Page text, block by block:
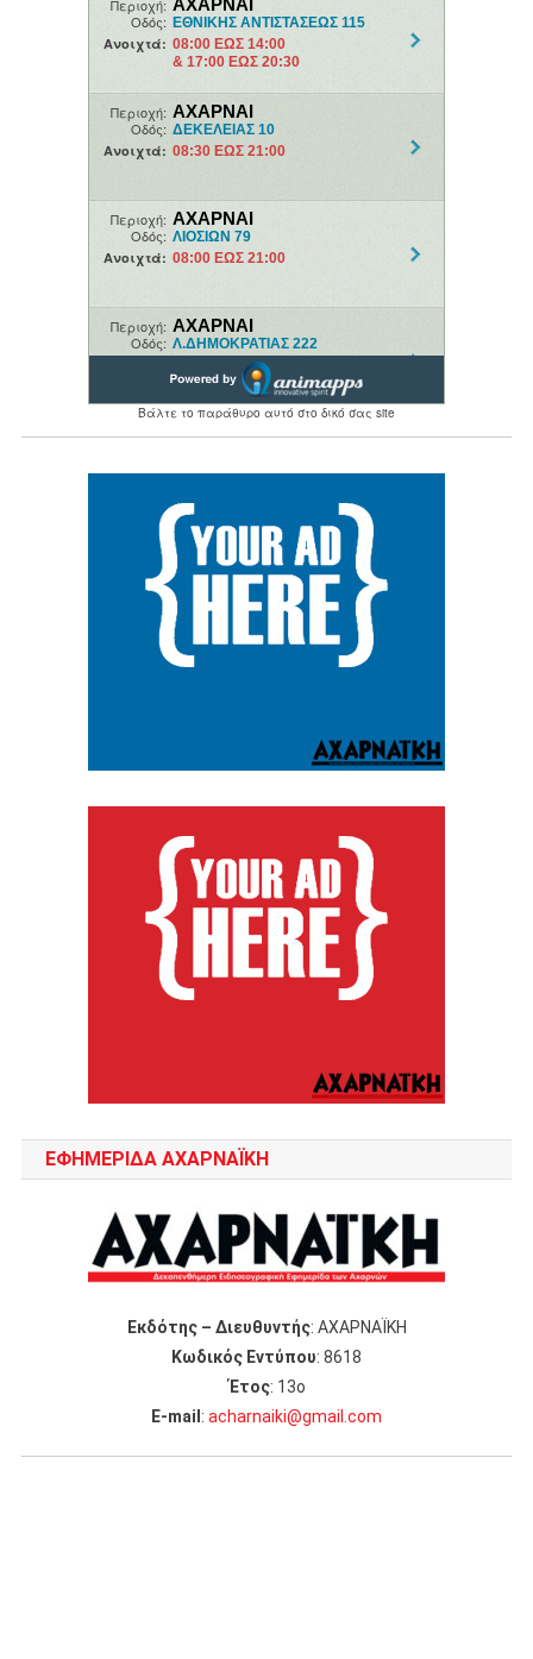
ΕΦΗΜΕΡΙΔΑ ΑΧΑΡΝΑΪΚΗ
Εκδότης – Διευθυντής: ΑΧΑΡΝΑΪΚΗ
Κωδικός Εντύπου: 8618
Έτος: 13ο
Ε-mail : acharnaiki@gmail.com